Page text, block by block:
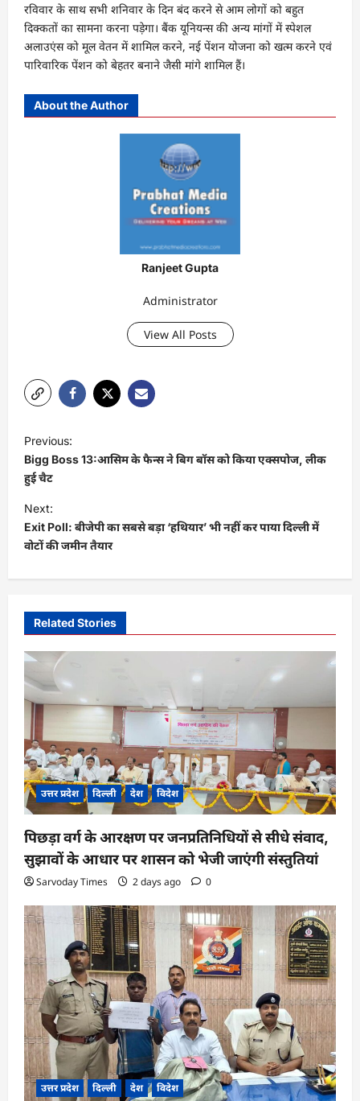
रविवार के साथ सभी शनिवार के दिन बंद करने से आम लोगों को बहुत
दिक्कतों का सामना करना पड़ेगा। बैंक यूनियन्स की अन्य मांगों में स्पेशल
अलाउएंस को मूल वेतन में शामिल करने, नई पेंशन योजना को खत्म करने एवं
पारिवारिक पेंशन को बेहतर बनाने जैसी मांगे शामिल हैं।
About the Author
Ranjeet Gupta
Administrator
View All Posts
o
s
t
n
a
v
g
a
t
i
o
n
Previous:
Bigg Boss 13:आसिम के फैन्स ने बिग बॉस को किया एक्सपोज, लीक
हुई चैट
Next:
Exit Poll: बीजेपी का सबसे बड़ा ‘हथियार’ भी नहीं कर पाया दिल्ली में
वोटों की जमीन तैयार
Related Stories
उत्तर प्रदेश दिल्ली देश विदेश
पिछड़ा वर्ग के आरक्षण पर जनप्रतिनिधियों से सीधे संवाद,
सुझावों के आधार पर शासन को भेजी जाएंगी संस्तुतियां
Sarvoday Times 2 days ago 0
उत्तर प्रदेश दिल्ली देश विदेश